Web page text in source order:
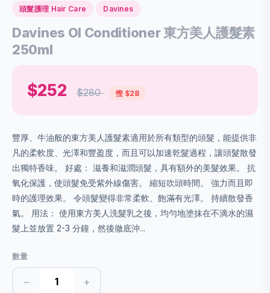
頭髮護理 Hair Care Davines
Davines OI Conditioner 東方美人護髮素
250ml
$252 $280 慳 $28
豐厚、牛油般的東方美人護髮素適用於所有類型的頭髮，能提供非
凡的柔軟度、光澤和豐盈度，而且可以加速乾髮過程，讓頭髮散發
出獨特香味。 好處： 滋養和滋潤頭髮，具有額外的美髮效果。 抗
氧化保護，使頭髮免受紫外線傷害。 縮短吹頭時間。 強力而且即
時的護理效果。 令頭髮變得非常柔軟、飽滿有光澤。 持續散發香
氣。 用法： 使用東方美人洗髮乳之後，均勻地塗抹在不滴水的濕
髮上並放置 2-3 分鐘，然後徹底沖...
數量
− +